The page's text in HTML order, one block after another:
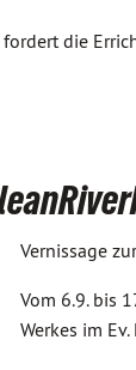
fordert die
Vernissage
Vom 6.9. bis
Werkes im